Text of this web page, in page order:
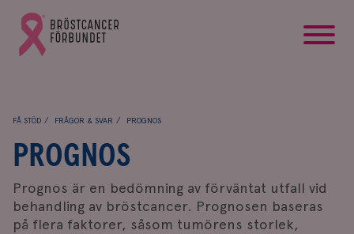
Gå
till
Bröstcancerförbundets
FÅ STÖD FRÅGOR & SVAR PROGNOS
PROGNOS
Prognos är en bedömning av förväntat utfall vid
behandling av bröstcancer. Prognosen baseras
på flera faktorer, såsom tumörens storlek,